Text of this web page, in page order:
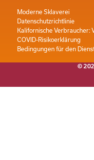
Moderne Sklaverei
Datenschutzrichtlinie
Kalifornische Verbraucher:
COVID-Risikoerklärung
Bedingungen für den
©